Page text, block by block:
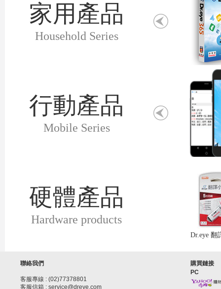
家用產品
Household Series
行動產品
Mobile Series
硬體產品
Hardware products
Dr.eye 翻
聯絡我們
客服專線 : (02)77378801
客服信箱 : service@dreye.com
購買鏈接
PC